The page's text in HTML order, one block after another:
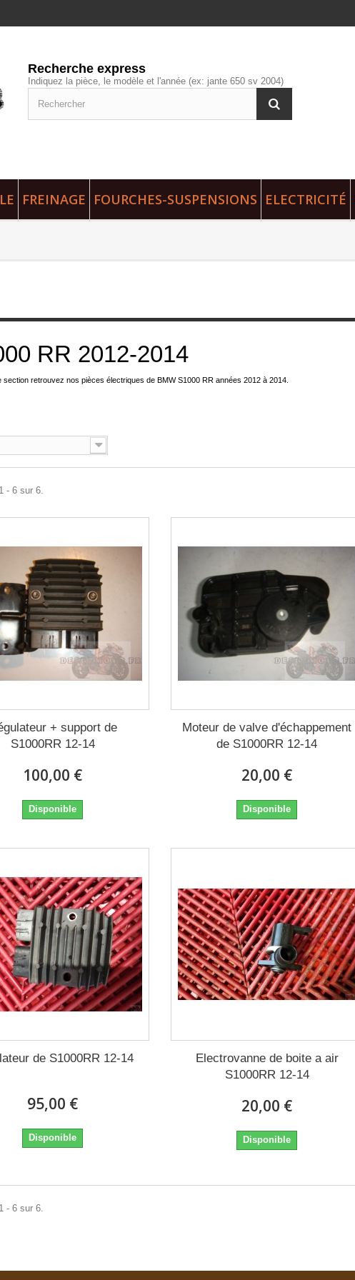
Recherche express
Indiquez la pièce, le modèle et l'année (ex: jante 650 sv 2004)
FREINAGE FOURCHES-SUSPENSIONS ELECTRICITÉ
RR 2012-2014
section retrouvez nos pièces électriques de BMW S1000 RR années 2012 à 2014.
- 6 sur 6.
+ support de
S1000RR 12-14
100,00 €
Disponible
Moteur de valve d'échappement
de S1000RR 12-14
20,00 €
Disponible
de S1000RR 12-14
95,00 €
Disponible
Electrovanne de boite a air
S1000RR 12-14
20,00 €
Disponible
- 6 sur 6.